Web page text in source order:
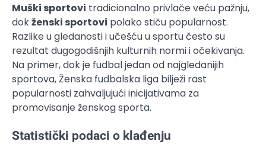
Muški sportovi tradicionalno privlače veću pažnju,
dokženski sportovi polako stiču popularnost.
Razlike u gledanosti i učešću u sportu često su
rezultat dugogodišnjih kulturnih normi i očekivanja.
Na primer, dok je fudbal jedan od najgledanijih
sportova, Ženska fudbalska liga bilježi rast
popularnosti zahvaljujući inicijativama za
promovisanje ženskog sporta.
Statistički podaci o klađenju